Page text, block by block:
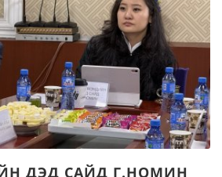
ДЭД САЙД Г.НОМИН